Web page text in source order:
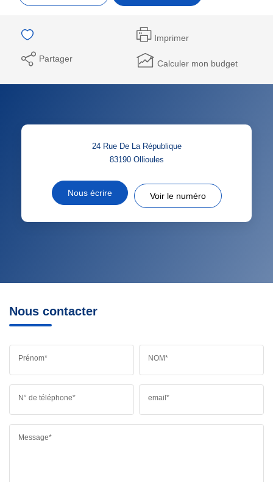
Imprimer
Partager Calculer mon budget
24 Rue De La République
83190 Ollioules
Nous écrire Voir le numéro
Nous contacter
Prénom* NOM*
N° de téléphone* email*
Message*